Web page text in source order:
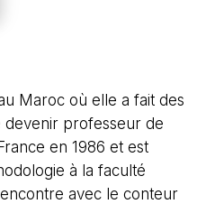
Maroc où elle a fait des
devenir professeur de
en 1986 et est
à la faculté
avec le conteur